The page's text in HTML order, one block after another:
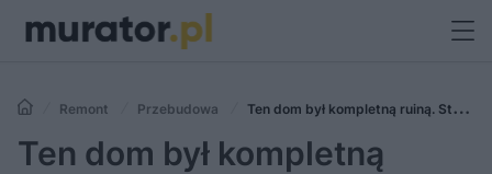
Remont Przebudowa
Ten dom był kompletną ruiną. Stajnia
stała się mieszkaniem
Ten dom był kompletną